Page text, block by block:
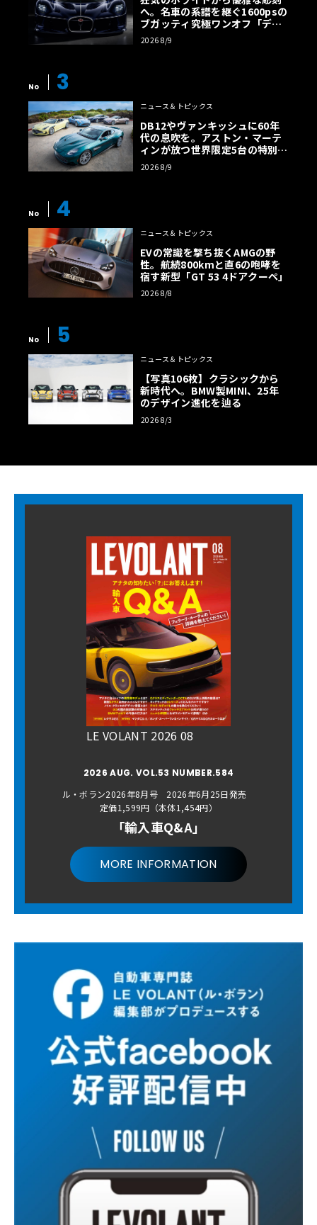
へ。名車の系譜を継ぐ1600psの
ブガッティ究極ワンオフ「デス
トリエ」
2026 8/9
No 3
ニュース＆トピックス
DB12やヴァンキッシュに60年
代の息吹を。アストン・マーテ
ィンが放つ世界限定5台の特別コ
レクション
2026 8/9
No 4
ニュース＆トピックス
EVの常識を撃ち抜くAMGの野
性。航続800kmと直6の咆哮を
宿す新型「GT 53 4ドアクーペ」
2026 8/8
No 5
ニュース＆トピックス
【写真106枚】クラシックから
新時代へ。BMW製MINI、25年
のデザイン進化を辿る
2026 8/3
LE VOLANT 2026 08
2026 AUG. VOL.53 NUMBER.584
ル・ボラン2026年8月号 2026年6月25日発売
定価1,599円（本体1,454円）
「輸入車Q&A」
MORE INFORMATION